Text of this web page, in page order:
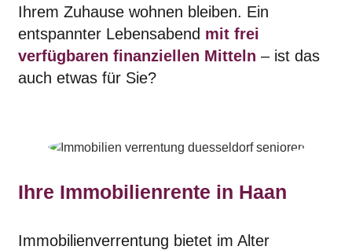
Ihrem Zuhause wohnen bleiben. Ein
entspannter Lebensabend mit frei
verfügbaren finanziellen Mitteln – ist das
auch etwas für Sie?
Ihre Immobilienrente in Haan
Immobilienverrentung bietet im Alter